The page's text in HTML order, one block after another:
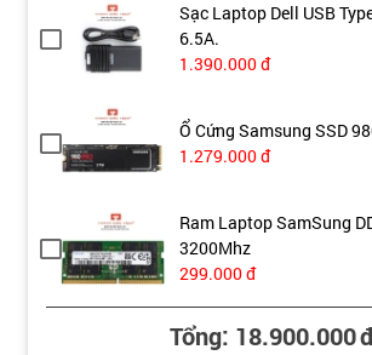
Sạc Laptop Dell USB
6.5A.
1.390.000đ
Ổ Cứng Samsung SSD
1.279.000đ
Ram Laptop SamSung
3200Mhz
299.000đ
Tổng: 18.900.000